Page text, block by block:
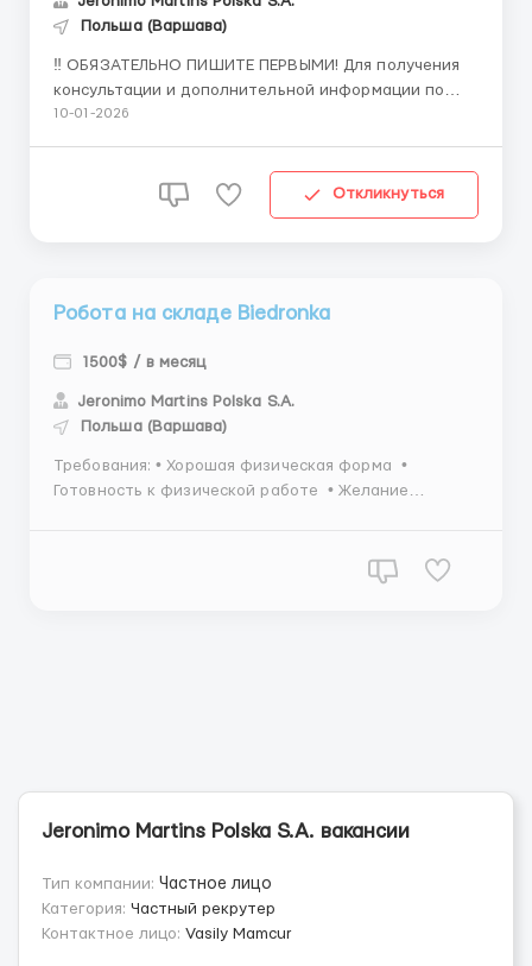
Польша (Варшава)
‼️ ОБЯЗАТЕЛЬНО ПИШИТЕ ПЕРВЫМИ! Для получения
консультации и дополнительной информации по
данной вакансии обращайтесь к вашему
на складе Biedronka ГОРОД: Warszawa
ОБЯЗАННОСТИ: Работа со ск...
10-01-2026
Откликнуться
Робота на складе Biedronka
1500$ / в месяц
Jeronimo Martins Polska S.A.
Польша (Варшава)
Требования: • Хорошая физическая форма •
Готовность к физической работе • Желание
команде • Готовность работать посменно • Опыт
Jeronimo Martins Polska S.A. вакансии
Тип компании: Частное лицо
Категория: Частный рекрутер
Контактное лицо: Vasily Mamcur